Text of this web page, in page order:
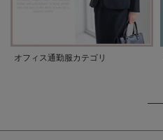
オフィス通勤服カテゴリ